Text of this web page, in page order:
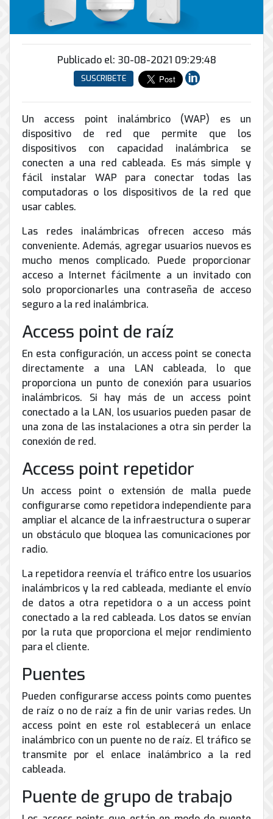
INFRAESTRUCTURA
Soporte
informático
Remoto
CONTPAQi
Hiperconvergencia
Soporte
de
Correo
Electrónico
conmutadores
y
análogos
Instalación
y
Mantenimiento
de
Torres
Arriostradas
Equipos
para
Renta
de
Servicio
de
Internet
peatonal
Automatización
Porteros
e
Interfonos
Energía
y
UPS
Tierra
física
y
pararrayos
Ciberseguridad
la
nube
Servicios
de
Computo
&
Almacenamiento
Publicado el: 30-08-2021 09:29:48
SUSCRIBETE
Un access point inalámbrico (WAP) es un
dispositivo de red que permite que los
dispositivos con capacidad inalámbrica se
conecten a una red cableada. Es más simple y
fácil instalar WAP para conectar todas las
computadoras o los dispositivos de la red que
usar cables.
Las redes inalámbricas ofrecen acceso más
conveniente. Además, agregar usuarios nuevos es
mucho menos complicado. Puede proporcionar
acceso a Internet fácilmente a un invitado con
solo proporcionarles una contraseña de acceso
seguro a la red inalámbrica.
Access point de raíz
En esta configuración, un access point se conecta
directamente a una LAN cableada, lo que
proporciona un punto de conexión para usuarios
inalámbricos. Si hay más de un access point
conectado a la LAN, los usuarios pueden pasar de
una zona de las instalaciones a otra sin perder la
conexión de red.
Access point repetidor
Un access point o extensión de malla puede
configurarse como repetidora independiente para
ampliar el alcance de la infraestructura o superar
un obstáculo que bloquea las comunicaciones por
radio.
La repetidora reenvía el tráfico entre los usuarios
inalámbricos y la red cableada, mediante el envío
de datos a otra repetidora o a un access point
conectado a la red cableada. Los datos se envían
por la ruta que proporciona el mejor rendimiento
para el cliente.
Puentes
Pueden configurarse access points como puentes
de raíz o no de raíz a fin de unir varias redes. Un
access point en este rol establecerá un enlace
inalámbrico con un puente no de raíz. El tráfico se
transmite por el enlace inalámbrico a la red
cableada.
Puente de grupo de trabajo